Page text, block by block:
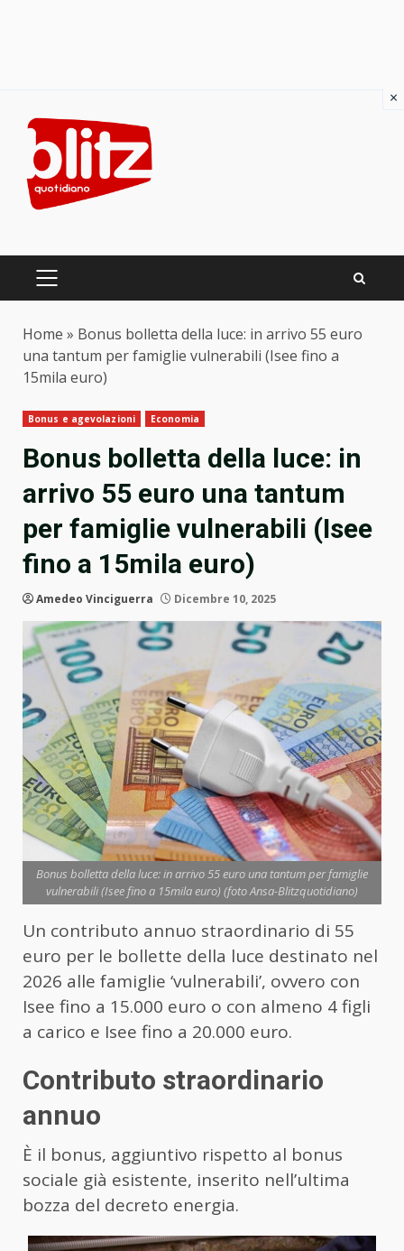
content
PRIMARY
Home » Bonus bolletta della luce: in arrivo 55 euro
una tantum per famiglie vulnerabili (Isee fino a
15mila euro)
Bonus e agevolazioni Economia
Bonus bolletta della luce: in
arrivo 55 euro una tantum
per famiglie vulnerabili (Isee
fino a 15mila euro)
Amedeo Vinciguerra Dicembre 10, 2025
Bonus bolletta della luce: in arrivo 55 euro una tantum per famiglie
vulnerabili (Isee fino a 15mila euro) (foto Ansa-Blitzquotidiano)
Un contributo annuo straordinario di 55
euro per le bollette della luce destinato nel
2026 alle famiglie ‘vulnerabili’, ovvero con
Isee fino a 15.000 euro o con almeno 4 figli
a carico e Isee fino a 20.000 euro.
Contributo straordinario
annuo
È il bonus, aggiuntivo rispetto al bonus
sociale già esistente, inserito nell’ultima
bozza del decreto energia.
×